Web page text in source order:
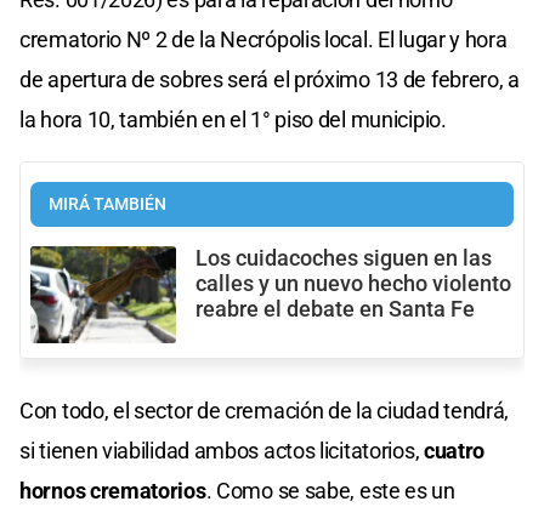
crematorio Nº 2 de la Necrópolis local. El lugar y hora
de apertura de sobres será el próximo 13 de febrero, a
la hora 10, también en el 1° piso del municipio.
MIRÁ TAMBIÉN
Los cuidacoches siguen en las
calles y un nuevo hecho violento
reabre el debate en Santa Fe
Con todo, el sector de cremación de la ciudad tendrá,
si tienen viabilidad ambos actos licitatorios,cuatro
hornos crematorios. Como se sabe, este es un